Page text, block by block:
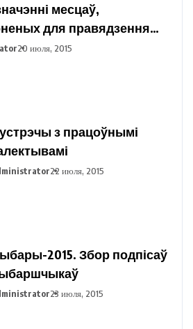
месцаў,
для правядзення
з мэтай збору подпісаў
20 июля, 2015
з працоўнымі
22 июля, 2015
2015. Збор подпісаў
23 июля, 2015